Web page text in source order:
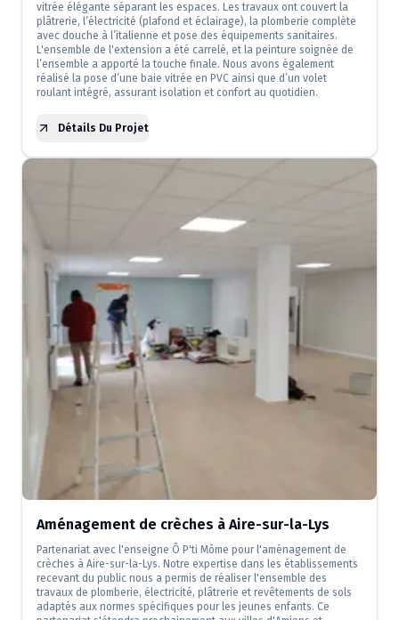
vitrée élégante séparant les espaces. Les travaux ont couvert la
plâtrerie, l’électricité (plafond et éclairage), la plomberie complète
avec douche à l’italienne et pose des équipements sanitaires.
L'ensemble de l'extension a été carrelé, et la peinture soignée de
l’ensemble a apporté la touche finale. Nous avons également
réalisé la pose d’une baie vitrée en PVC ainsi que d’un volet
roulant intégré, assurant isolation et confort au quotidien.
Détails Du Projet
Aménagement de crèches à Aire-sur-la-Lys
Partenariat avec l'enseigne Ô P'ti Môme pour l'aménagement de
crèches à Aire-sur-la-Lys. Notre expertise dans les établissements
recevant du public nous a permis de réaliser l'ensemble des
travaux de plomberie, électricité, plâtrerie et revêtements de sols
adaptés aux normes spécifiques pour les jeunes enfants. Ce